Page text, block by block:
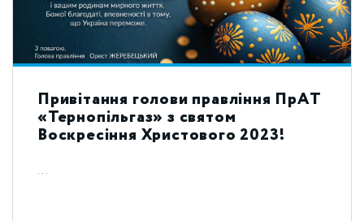
Привітання голови правління ПрАТ
«Тернопільгаз» з святом
Воскресіння Христового 2023!
...